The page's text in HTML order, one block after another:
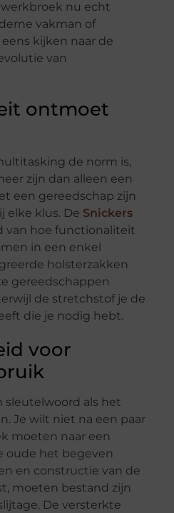
nu echt
vakman of
kijken naar de
van
ontmoet
de norm is,
zijn dan alleen een
een gereedschap zijn
elke klus. De Snickers
van hoe functionaliteit
in een enkel
holsterzakken
gereedschappen
de stretchstof je de
die je nodig hebt.
voor
sleutelwoord als het
Je wilt niet na een paar
moeten naar een
oude het begeven
en constructie van de
moeten bestand zijn
De versterkte